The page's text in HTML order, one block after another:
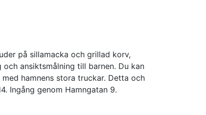
på sillamacka och grillad korv,
ansiktsmålning till barnen. Du kan
hamnens stora truckar. Detta och
Ingång genom Hamngatan 9.